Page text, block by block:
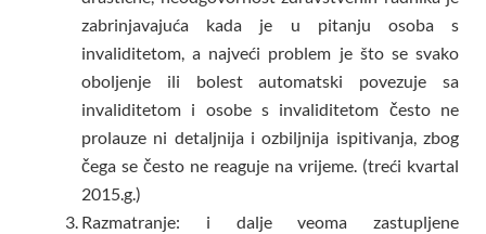
zabrinjavajuća kada je u pitanju osoba s
invaliditetom, a najveći problem je što se svako
oboljenje ili bolest automatski povezuje sa
invaliditetom i osobe s invaliditetom često ne
prolauze ni detaljnija i ozbiljnija ispitivanja, zbog
čega se često ne reaguje na vrijeme. (treći kvartal
2015.g.)
Razmatranje: i dalje veoma zastupljene